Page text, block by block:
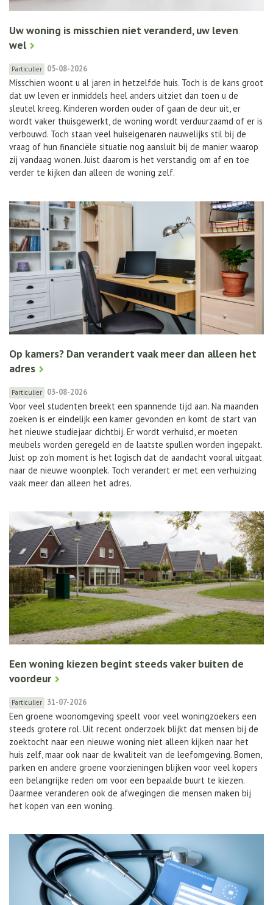
Uw woning is misschien niet veranderd, uw leven
wel
Particulier 05-08-2026
Misschien woont u al jaren in hetzelfde huis. Toch is de kans groot
dat uw leven er inmiddels heel anders uitziet dan toen u de
sleutel kreeg. Kinderen worden ouder of gaan de deur uit, er
wordt vaker thuisgewerkt, de woning wordt verduurzaamd of er is
verbouwd. Toch staan veel huiseigenaren nauwelijks stil bij de
vraag of hun financiële situatie nog aansluit bij de manier waarop
zij vandaag wonen. Juist daarom is het verstandig om af en toe
verder te kijken dan alleen de woning zelf.
Op kamers? Dan verandert vaak meer dan alleen het
adres
Particulier 03-08-2026
Voor veel studenten breekt een spannende tijd aan. Na maanden
zoeken is er eindelijk een kamer gevonden en komt de start van
het nieuwe studiejaar dichtbij. Er wordt verhuisd, er moeten
meubels worden geregeld en de laatste spullen worden ingepakt.
Juist op zo'n moment is het logisch dat de aandacht vooral uitgaat
naar de nieuwe woonplek. Toch verandert er met een verhuizing
vaak meer dan alleen het adres.
Een woning kiezen begint steeds vaker buiten de
voordeur
Particulier 31-07-2026
Een groene woonomgeving speelt voor veel woningzoekers een
steeds grotere rol. Uit recent onderzoek blijkt dat mensen bij de
zoektocht naar een nieuwe woning niet alleen kijken naar het
huis zelf, maar ook naar de kwaliteit van de leefomgeving. Bomen,
parken en andere groene voorzieningen blijken voor veel kopers
een belangrijke reden om voor een bepaalde buurt te kiezen.
Daarmee veranderen ook de afwegingen die mensen maken bij
het kopen van een woning.